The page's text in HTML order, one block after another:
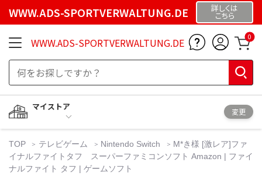
WWW.ADS-SPORTVERWALTUNG.DE 詳しくは
こちら
WWW.ADS-SPORTVERWALTUNG.DE 0
マイストア
変更
TOP テレビゲーム Nintendo Switch
M*き様 [激レア]ファ
イナルファイトタフ スーパーファミコンソフト Amazon | ファイ
ナルファイト タフ | ゲームソフト